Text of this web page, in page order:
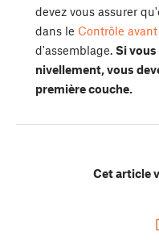
devez vous assurer
dans le Contrôle
d'assemblage. Si vous
nivellement, vous
première couche.
Cet article